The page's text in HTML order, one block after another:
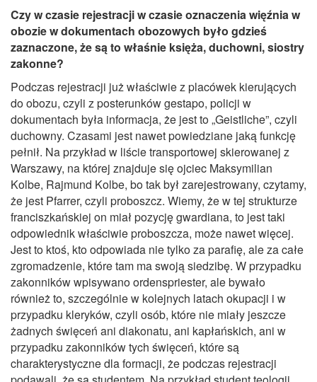
Czy w czasie rejestracji w czasie oznaczenia więźnia w
obozie w dokumentach obozowych było gdzieś
zaznaczone, że są to właśnie księża, duchowni, siostry
zakonne?
Podczas rejestracji już właściwie z placówek kierujących
do obozu, czyli z posterunków gestapo, policji w
dokumentach była informacja, że jest to „Geistliche”, czyli
duchowny. Czasami jest nawet powiedziane jaką funkcję
pełnił. Na przykład w liście transportowej skierowanej z
Warszawy, na której znajduje się ojciec Maksymilian
Kolbe, Rajmund Kolbe, bo tak był zarejestrowany, czytamy,
że jest Pfarrer, czyli proboszcz. Wiemy, że w tej strukturze
franciszkańskiej on miał pozycję gwardiana, to jest taki
odpowiednik właściwie proboszcza, może nawet więcej.
Jest to ktoś, kto odpowiada nie tylko za parafię, ale za całe
zgromadzenie, które tam ma swoją siedzibę. W przypadku
zakonników wpisywano ordenspriester, ale bywało
również to, szczególnie w kolejnych latach okupacji i w
przypadku kleryków, czyli osób, które nie miały jeszcze
żadnych święceń ani diakonatu, ani kapłańskich, ani w
przypadku zakonników tych święceń, które są
charakterystyczne dla formacji, że podczas rejestracji